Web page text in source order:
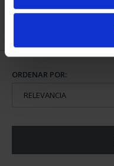
ORDENAR POR: